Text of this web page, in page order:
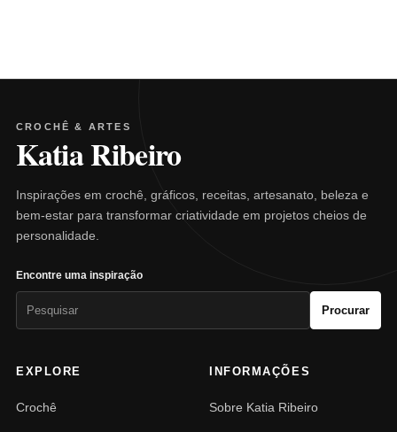
CROCHÊ & ARTES
Katia Ribeiro
Inspirações em crochê, gráficos, receitas, artesanato, beleza e
bem-estar para transformar criatividade em projetos cheios de
personalidade.
Encontre uma inspiração
Procurar
EXPLORE
Crochê
INFORMAÇÕES
Sobre Katia Ribeiro